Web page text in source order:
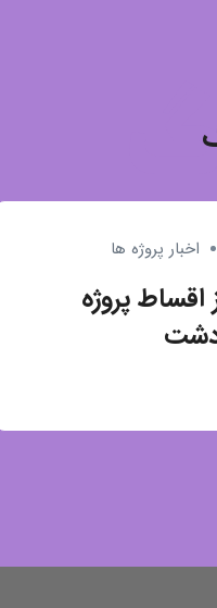
اخبار پروژه ها
اقساط پروژه